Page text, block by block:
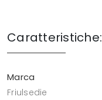
Caratteristiche:
Marca
Friulsedie